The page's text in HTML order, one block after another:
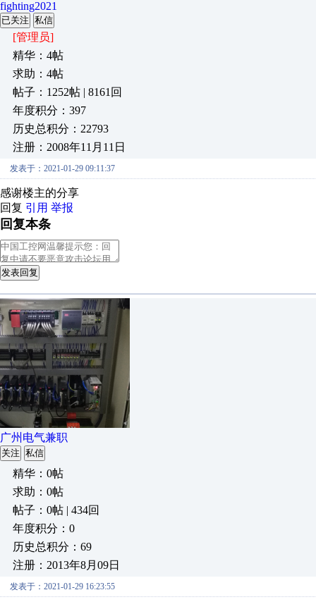
fighting2021
已关注 私信
[管理员]
精华：4帖
求助：4帖
帖子：1252帖 | 8161回
年度积分：397
历史总积分：22793
注册：2008年11月11日
发表于：2021-01-29 09:11:37
感谢楼主的分享
回复 引用 举报
回复本条
发表回复
广州电气兼职
关注 私信
精华：0帖
求助：0帖
帖子：0帖 | 434回
年度积分：0
历史总积分：69
注册：2013年8月09日
发表于：2021-01-29 16:23:55